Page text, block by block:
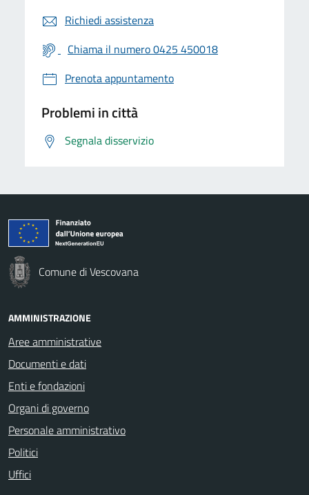
Richiedi assistenza
Chiama il numero 0425 450018
Prenota appuntamento
Problemi in città
Segnala disservizio
Comune di Vescovana
AMMINISTRAZIONE
Aree amministrative
Documenti e dati
Enti e fondazioni
Organi di governo
Personale amministrativo
Politici
Uffici